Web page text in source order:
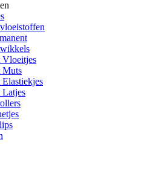
Vloeitjes
Muts
Elastiekjes
Latjes